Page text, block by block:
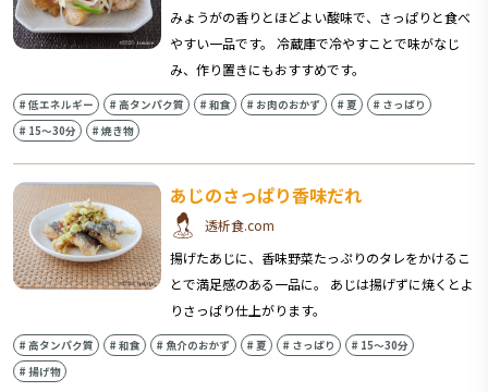
みょうがの香りとほどよい酸味で、さっぱりと食べ
やすい一品です。 冷蔵庫で冷やすことで味がなじ
み、作り置きにもおすすめです。
#低エネルギー #高タンパク質 #和食 # お肉のおかず #夏 # さっぱり
# 15〜30分 #焼き物
あじのさっぱり香味だれ
透析食.com
揚げたあじに、香味野菜たっぷりのタレをかけるこ
とで満足感のある一品に。 あじは揚げずに焼くとよ
りさっぱり仕上がります。
#高タンパク質 #和食 # 魚介のおかず #夏 # さっぱり # 15〜30分
#揚げ物